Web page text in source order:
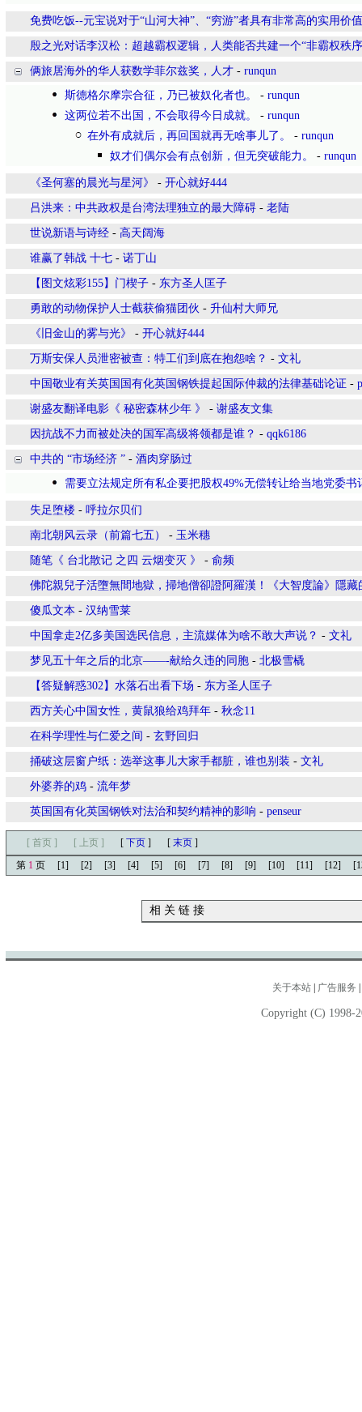
免费吃饭--元宝说对于“山河大神”、“穷游”者具有非常高的实用价
殷之光对话李汉松：超越霸权逻辑，人类能否共建一个“非霸权秩
俩旅居海外的华人获数学菲尔兹奖，人才 - runqun
斯德格尔摩宗合征，乃已被奴化者也。
- runqun
这两位若不出国，不会取得今日成就。
- runqun
在外有成就后，再回国就再无啥事儿了。
- runqun
奴才们偶尔会有点创新，但无突破能力。
- runqun
《圣何塞的晨光与星河》 - 开心就好444
吕洪来：中共政权是台湾法理独立的最大障碍 - 老陆
世说新语与诗经 - 高天阔海
谁赢了韩战 十七 - 诺丁山
【图文炫彩155】门楔子 - 东方圣人匡子
勇敢的动物保护人士截获偷猫团伙 - 升仙村大师兄
《旧金山的雾与光》 - 开心就好444
万斯安保人员泄密被查：特工们到底在抱怨啥？ - 文礼
中国敬业有关英国国有化英国钢铁提起国际仲裁的法律基础论证 -
谢盛友翻译电影《 秘密森林少年 》 - 谢盛友文集
因抗战不力而被处决的国军高级将领都是谁？ - qqk6186
中共的 “市场经济 ” - 酒肉穿肠过
需要立法规定所有私企要把股权49%无偿转让给当地党委书
失足堕楼 - 呼拉尔贝们
南北朝风云录（前篇七五） - 玉米穗
随笔《 台北散记 之四 云烟变灭 》 - 俞频
佛陀親兒子活墮無間地獄，掃地僧卻證阿羅漢！《大智度論》隱藏
傻瓜文本 - 汉纳雪莱
中国拿走2亿多美国选民信息，主流媒体为啥不敢大声说？ - 文礼
梦见五十年之后的北京——-献给久违的同胞 - 北极雪橇
【答疑解惑302】水落石出看下场 - 东方圣人匡子
西方关心中国女性，黄鼠狼给鸡拜年 - 秋念11
在科学理性与仁爱之间 - 玄野回归
捅破这层窗户纸：选举这事儿大家手都脏，谁也别装 - 文礼
外婆养的鸡 - 流年梦
英国国有化英国钢铁对法治和契约精神的影响 - penseur
[ 首页 ] [ 上页 ] [ 下页 ] [ 末页 ]
第 1 页 [1] [2] [3] [4] [5] [6] [7] [8] [9] [10] [11] [12]
相 关 链 接
关于本站 广告服务
Copyright (C) 1998-